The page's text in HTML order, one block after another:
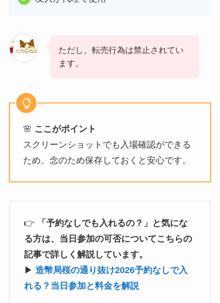
ただし、転売行為は禁止されてい
ます。
🌸 ここがポイント
スクリーンショットでも入場確認ができる
ため、念のため保存しておくと安心です。
👉
「予約なしでも入れるの？」と気にな
る方は、当日参加の可否についてこちらの
記事で詳しく解説しています。
▶ 造幣局桜の通り抜け2026予約なしで入
れる？当日参加と料金を解説